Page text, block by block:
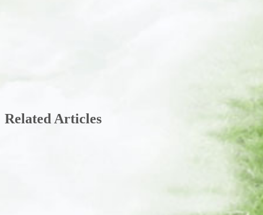
Related Articles